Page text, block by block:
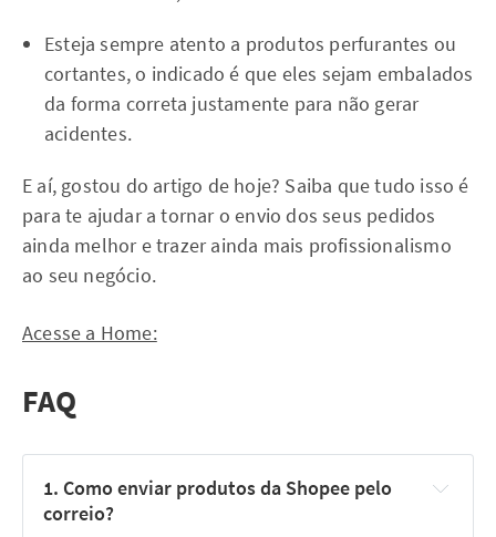
Esteja sempre atento a produtos perfurantes ou
cortantes, o indicado é que eles sejam embalados
da forma correta justamente para não gerar
acidentes.
E aí, gostou do artigo de hoje? Saiba que tudo isso é
para te ajudar a tornar o envio dos seus pedidos
ainda melhor e trazer ainda mais profissionalismo
ao seu negócio.
Acesse a Home:
FAQ
1. Como enviar produtos da Shopee pelo
correio?